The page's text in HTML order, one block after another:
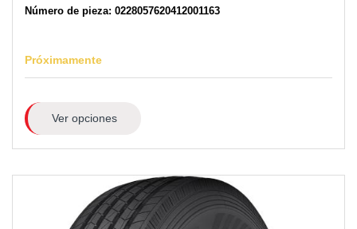
Número de pieza: 0228057620412001163
Próximamente
Ver opciones